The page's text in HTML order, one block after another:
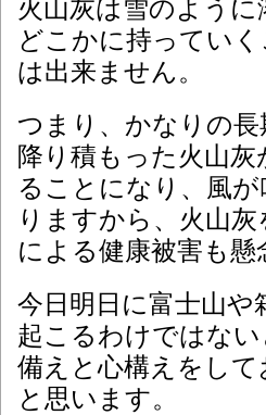
火山灰は雪のように
どこかに持ってい
は出来ません。
つまり、かなりの長
降り積もった火山
ることになり、風
りますから、火山
による健康被害も懸
今日明日に富士山や
起こるわけではない
備えと心構えをして
と思います。